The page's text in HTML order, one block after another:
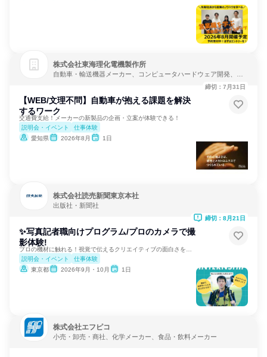
株式会社東海理化電機製作所
自動車・輸送機器メーカー、コンピュータハードウェア開発、ソ
【WEB/文理不問】自動車が抱える課題を解決
するワーク
交通費支給！メーカーの新製品の企画・立案が体験できる！
説明会・イベント
仕事体験
愛知県
2026年8月 1日
締切：7月31日
株式会社読売新聞東京本社
出版社・新聞社
✨写真記者職向けプログラム/プロのカメラで撮
影体験!
説明会・イベント
仕事体験
東京都
2026年9月・10月 1日
締切：8月21日
株式会社エフピコ
小売・卸売・商社、化学メーカー、食品・飲料メーカー